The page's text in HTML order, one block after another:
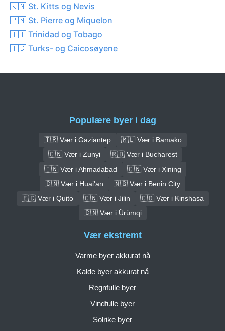
🇰🇳 St. Kitts og Nevis
🇵🇲 St. Pierre og Miquelon
🇹🇹 Trinidad og Tobago
🇹🇨 Turks- og Caicosøyene
Populære byer i dag
🇹🇷 Vær i Gaziantep
🇲🇱 Vær i Bamako
🇨🇳 Vær i Zunyi
🇷🇴 Vær i Bucharest
🇮🇳 Vær i Ahmadabad
🇨🇳 Vær i Xining
🇨🇳 Vær i Huai'an
🇳🇬 Vær i Benin City
🇪🇨 Vær i Quito
🇨🇳 Vær i Jilin
🇨🇩 Vær i Kinshasa
🇨🇳 Vær i Ürümqi
Vær ekstremt
Varme byer akkurat nå
Kalde byer akkurat nå
Regnfulle byer
Vindfulle byer
Solrike byer